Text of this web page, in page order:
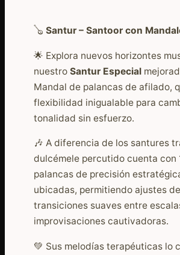
🪕 Santur – Santoor con
🌟 Explora nuevos horizontes
nuestro Santur Especial
Mandal de palancas de afilado,
flexibilidad inigualable para
tonalidad sin esfuerzo.
🎶 A diferencia de los santures
dulcémele percutido cuenta con
palancas de precisión
ubicadas, permitiendo ajustes
transiciones suaves entre
improvisaciones cautivadoras.
💚 Sus melodías terapéuticas lo